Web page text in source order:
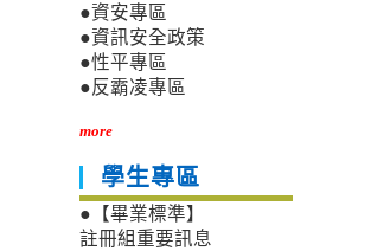
●資安專區
●資訊安全政策
●性平專區
●反霸凌專區
more
學生專區
●【畢業標準】
註冊組重要訊息